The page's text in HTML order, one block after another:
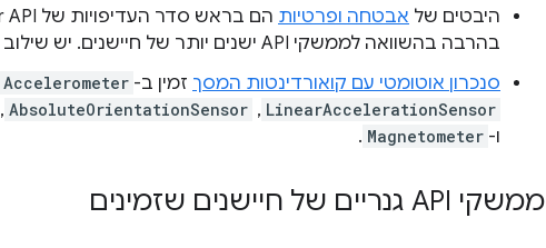
היבטים של אבטחה ופרטיות
בהרבה בהשוואה לממשקי API ישנים יותר של חיישנים. יש שילוב עם Permissions API.
סנכרון אוטומטי עם קואורדינטות המסך זמין ב- Accelerometer
LinearAccelerationSensor
,‏
AbsoluteOrientationSensor
, ‏
ו- Magnetometer
.
ממשקי API גנריים של חיישנים שזמינים